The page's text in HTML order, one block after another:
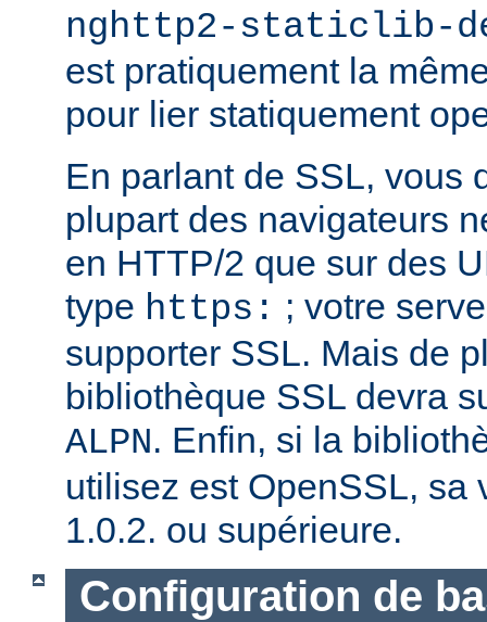
nghttp2-staticlib-
est pratiquement la
pour lier statiquement
En parlant de SSL, vous
plupart des navigateurs
en HTTP/2 que sur des
type https: ; votre
supporter SSL. Mais de
bibliothèque SSL devra
ALPN. Enfin, si la
utilisez est OpenSSL, sa
1.0.2. ou supérieure.
Configuration de